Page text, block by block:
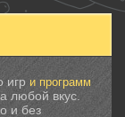
игр и программ
любой вкус.
и без